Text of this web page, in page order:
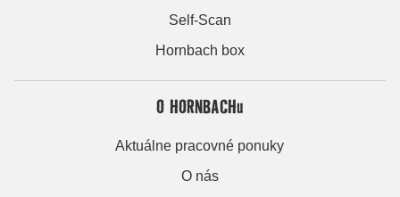
Self-Scan
Hornbach box
O HORNBACHu
Aktuálne pracovné ponuky
O nás